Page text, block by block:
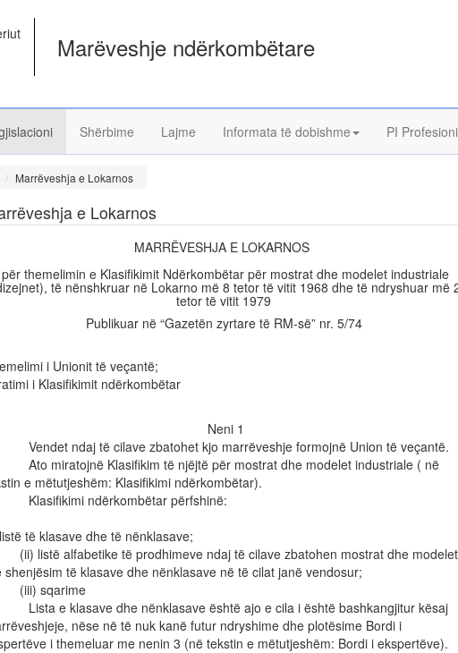
Marëveshje ndërkombëtare
Shërbime Lajme Informata të dobishme PI
Marrëveshja e Lokarnos
e Lokarnos
MARRËVESHJA E LOKARNOS
për themelimin e Klasifikimit Ndërkombëtar për mostrat dhe modelet industriale
të nënshkruar në Lokarno më 8 tetor të vitit 1968 dhe të ndryshuar më
tetor të vitit 1979
Publikuar në “Gazetën zyrtare të RM-së” nr. 5/74
i Unionit të veçantë;
i Klasifikimit ndërkombëtar
Neni 1
Vendet ndaj të cilave zbatohet kjo marrëveshje formojnë Union të veçantë.
Ato miratojnë Klasifikim të njëjtë për mostrat dhe modelet industriale ( në
e mëtutjeshëm: Klasifikimi ndërkombëtar).
Klasifikimi ndërkombëtar përfshinë:
të klasave dhe të nënklasave;
listë alfabetike të prodhimeve ndaj të cilave zbatohen mostrat dhe
shenjësim të klasave dhe nënklasave në të cilat janë vendosur;
sqarime
Lista e klasave dhe nënklasave është ajo e cila i është bashkangjitur kësaj
nëse në të nuk kanë futur ndryshime dhe plotësime Bordi i
i themeluar me nenin 3 (në tekstin e mëtutjeshëm: Bordi i ekspertëve).